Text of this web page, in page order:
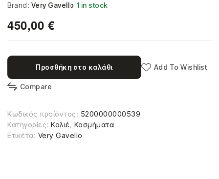
Brand: Very Gavello 1 in stock
450,00 €
Προσθήκη στο καλάθι Add To Wishlist
Compare
Κωδικός προϊόντος: 5200000000539
Κατηγορίες: Κολιέ, Κοσμήματα
Ετικέτα: Very Gavello